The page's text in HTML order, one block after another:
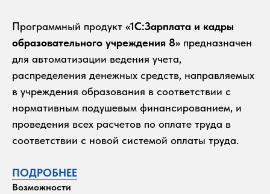
Программный продукт «1С:Зарплата и кадры
образовательного учреждения 8» предназначен
для автоматизации ведения учета,
распределения денежных средств, направляемых
в учреждения образования в соответствии с
нормативным подушевым финансированием, и
проведения всех расчетов по оплате труда в
соответствии с новой системой оплаты труда.
ПОДРОБНЕЕ
Возможности